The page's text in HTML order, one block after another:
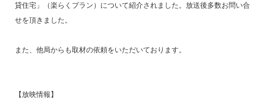
貸住宅」（楽らくプラン）について紹介されました。放送後多数お問い合
せを頂きました。
また、他局からも取材の依頼をいただいております。
【放映情報】